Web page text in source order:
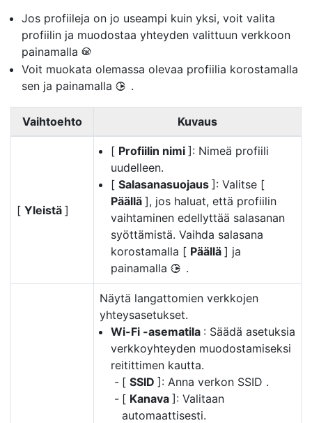
Jos profiileja on jo useampi kuin yksi, voit valita
profiilin ja muodostaa yhteyden valittuun verkkoon
painamalla J
Voit muokata olemassa olevaa profiilia korostamalla
sen ja painamalla 2 .
Vaihtoehto Kuvaus
[ Yleistä ]
[ Profiilin nimi ]: Nimeä profiili
uudelleen.
[ Salasanasuojaus ]: Valitse [
Päällä ], jos haluat, että profiilin
vaihtaminen edellyttää salasanan
syöttämistä. Vaihda salasana
korostamalla [ Päällä ] ja
painamalla 2 .
Näytä langattomien verkkojen
yhteysasetukset.
Wi-Fi -asematila : Säädä asetuksia
verkkoyhteyden muodostamiseksi
reitittimen kautta.
[ SSID ]: Anna verkon SSID .
[ Kanava ]: Valitaan
automaattisesti.